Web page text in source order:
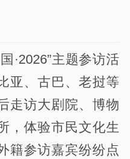
·2026”主题参访活
亚、古巴、老挝等
走访大剧院、博物
，体验市民文化生
籍参访嘉宾纷纷点